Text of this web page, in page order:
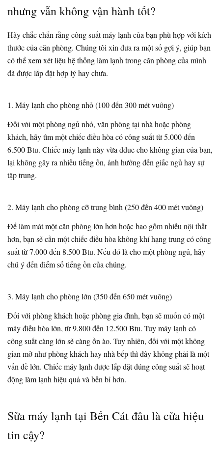
nhưng vẫn không vận hành tốt?
Hãy chắc chắn rằng công suất máy lạnh của bạn phù hợp với kích
thước của căn phòng. Chúng tôi xin đưa ra một số gợi ý, giúp bạn
có thể xem xét liệu hệ thống làm lạnh trong căn phòng của mình
đã được lắp đặt hợp lý hay chưa.
1. Máy lạnh cho phòng nhỏ (100 đến 300 mét vuông)
Đối với một phòng ngủ nhỏ, văn phòng tại nhà hoặc phòng
khách, hãy tìm một chiếc điều hòa có công suất từ ​​5.000 đến
6.500 Btu. Chiếc máy lạnh này vừa ddue cho không gian của bạn,
lại không gây ra nhiều tiếng ồn, ảnh hưởng đến giấc ngủ hay sự
tập trung.
2. Máy lạnh cho phòng cỡ trung bình (250 đến 400 mét vuông)
Để làm mát một căn phòng lớn hơn hoặc bao gồm nhiều nội thất
hơn, bạn sẽ cần một chiếc điều hòa không khí hạng trung có công
suất từ ​​7.000 đến 8.500 Btu. Nếu đó là cho một phòng ngủ, hãy
chú ý đến điểm số tiếng ồn của chúng.
3. Máy lạnh cho phòng lớn (350 đến 650 mét vuông)
Đối với phòng khách hoặc phòng gia đình, bạn sẽ muốn có một
máy điều hòa lớn, từ 9.800 đến 12.500 Btu. Tuy máy lạnh có
công suất càng lớn sẽ càng ồn ào. Tuy nhiên, đối với một không
gian mở như phòng khách hay nhà bếp thì đây không phải là một
vấn đề lớn. Chiếc máy lạnh được lắp đặt đúng công suất sẽ hoạt
động làm lạnh hiệu quả và bền bỉ hơn.
Sửa máy lạnh tại Bến Cát đâu là cửa hiệu
tin cậy?